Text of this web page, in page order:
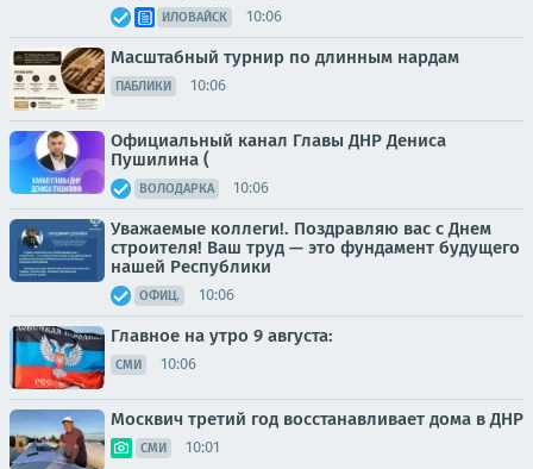
ИЛОВАЙСК 10:06
Масштабный турнир по длинным нардам
ПАБЛИКИ 10:06
Официальный канал Главы ДНР Дениса
Пушилина (
ВОЛОДАРКА 10:06
Уважаемые коллеги!. Поздравляю вас с Днем
строителя! Ваш труд — это фундамент будущего
нашей Республики
ОФИЦ. 10:06
Главное на утро 9 августа:
СМИ 10:06
Москвич третий год восстанавливает дома в ДНР
СМИ 10:01